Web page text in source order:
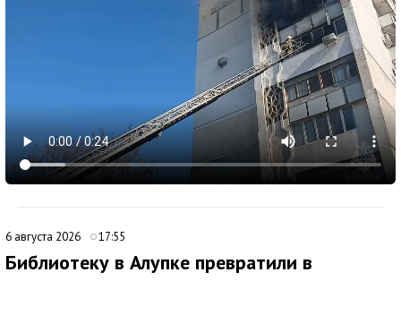
6 августа 2026 17:55
Библиотеку в Алупке превратили в